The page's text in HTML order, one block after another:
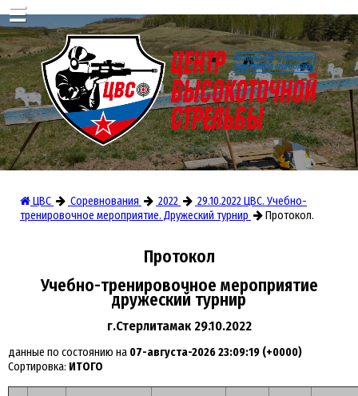
☰
ЦВС Соревнования 2022
29.10.2022 ЦВС. Учебно-
тренировочное мероприятие. Дружеский турнир
Протокол.
Протокол
Учебно-тренировочное мероприятие
дружеский турнир
г.Стерлитамак 29.10.2022
данные по состоянию на 07-августа-2026 23:09:19 (+0000)
Сортировка: ИТОГО